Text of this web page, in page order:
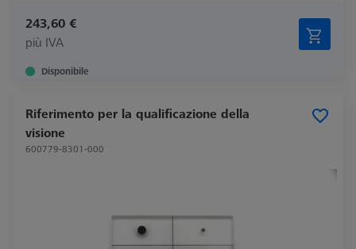
243,60 €
più IVA
Disponibile
Riferimento per la qualificazione della
visione
600779-8301-000